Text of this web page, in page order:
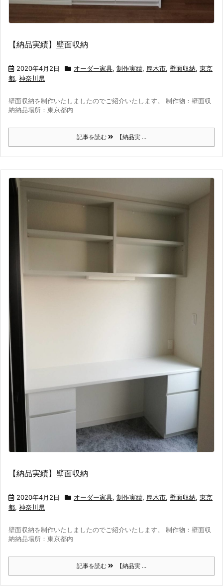
【納品実績】壁面収納
2020年4月2日 オーダー家具, 制作実績, 厚木市, 壁面収納, 東京
都, 神奈川県
壁面収納を制作いたしましたのでご紹介いたします。 制作物：壁面収
納納品場所：東京都内
記事を読む 【納品実 ...
【納品実績】壁面収納
2020年4月2日 オーダー家具, 制作実績, 厚木市, 壁面収納, 東京
都, 神奈川県
壁面収納を制作いたしましたのでご紹介いたします。 制作物：壁面収
納納品場所：東京都内
記事を読む 【納品実 ...